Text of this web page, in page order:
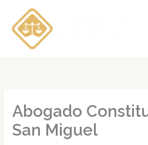
contenido
Abogado
San Miguel